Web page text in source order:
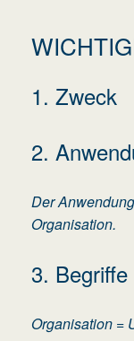
1. Zweck
2.
Der
Organisation.
3. Begriffe
Organisation =